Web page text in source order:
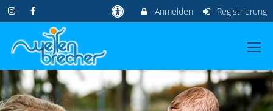
Anmelden Registrierung